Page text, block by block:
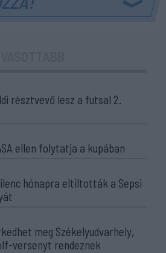
résztvevő lesz a futsal 2.
ellen folytatja a kupában
hónapra eltiltották a Sepsi
meg Székelyudvarhely,
versenyt rendeznek